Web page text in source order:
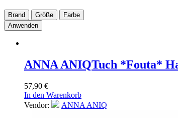
Brand Größe
Farbe
Anwenden
ANNA ANIQTuch *Fouta*
57,90 €
In den Warenkorb
Vendor:
ANNA ANIQ